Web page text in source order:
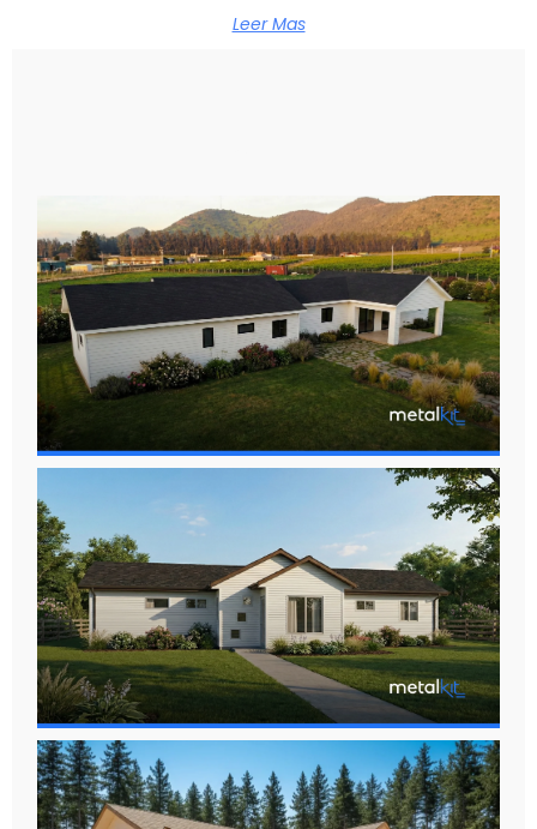
Leer Mas